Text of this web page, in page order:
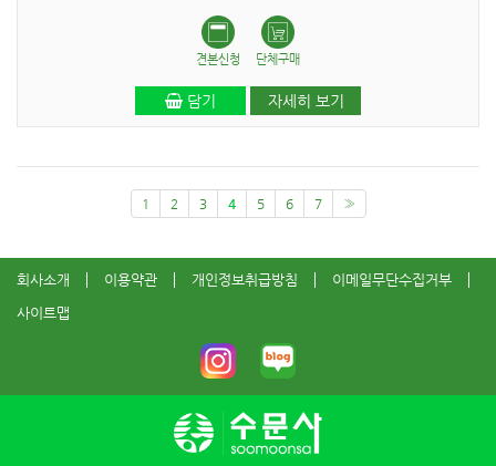
견본신청 단체구매
담기 자세히 보기
1 2 3 4 5 6 7 »
회사소개 이용약관 개인정보취급방침
이메일무단수집거부
사이트맵